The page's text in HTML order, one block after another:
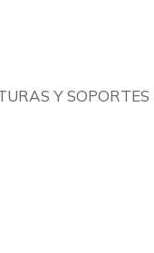
Y SOPORTES